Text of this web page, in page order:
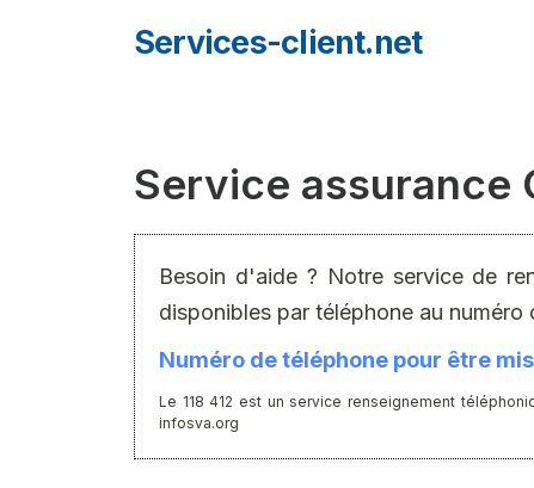
Services-client.net
Service assurance
Besoin d'aide ? Notre service de
disponibles par téléphone au numéro
Numéro de téléphone pour être
Le 118 412 est un service renseignement
infosva.org